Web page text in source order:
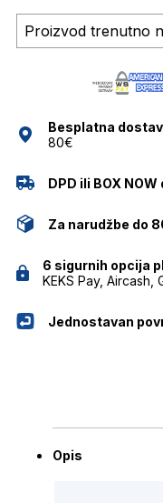
Proizvod trenutno
Besplatna
80€
DPD ili BOX
Za narudžbe do
6 sigurnih opcija
KEKS Pay, Aircash,
Jednostavan
Opis